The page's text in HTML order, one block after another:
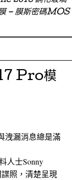
– 膜斯密碼MOS
Pro模
洩漏消息總是滿
人士Sonny
諜照，清楚呈現